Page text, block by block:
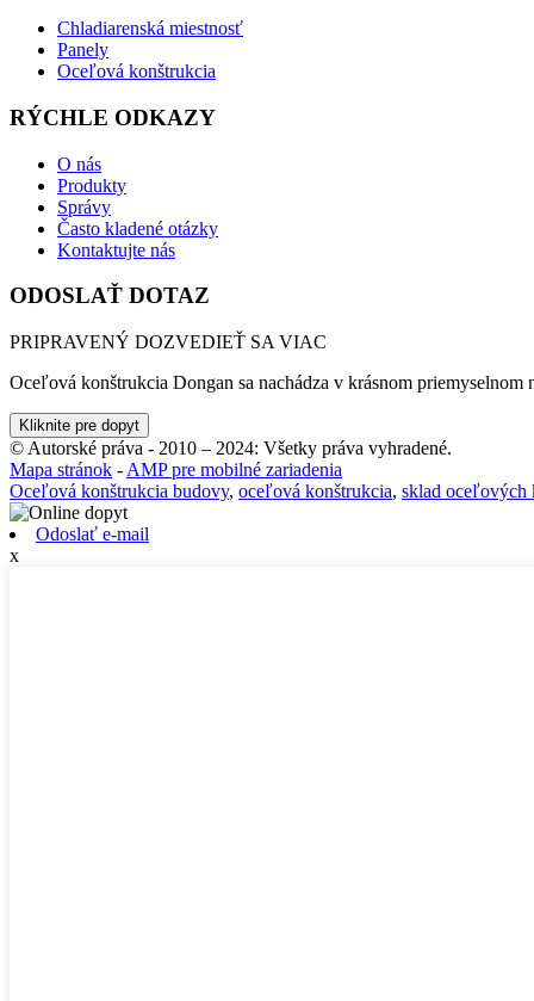
Chladiarenská miestnosť
Panely
Oceľová konštrukcia
RÝCHLE ODKAZY
O nás
Produkty
Správy
Často kladené otázky
Kontaktujte nás
ODOSLAŤ DOTAZ
PRIPRAVENÝ DOZVEDIEŤ SA VIAC
Oceľová konštrukcia Dongan sa nachádza v krásnom
Kliknite pre dopyt
© Autorské práva - 2010 – 2024: Všetky práva vyhradené.
Mapa stránok - AMP pre mobilné zariadenia
Oceľová konštrukcia budovy, oceľová konštrukcia, sklad oceľových
Odoslať e-mail
x